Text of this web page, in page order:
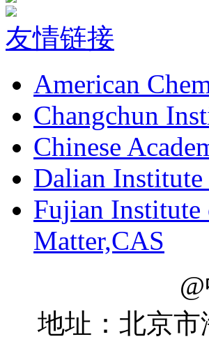
友情链接
American
Changchun
Chinese
Dalian
Fujian Institute
Matter,CAS
地址：北京市